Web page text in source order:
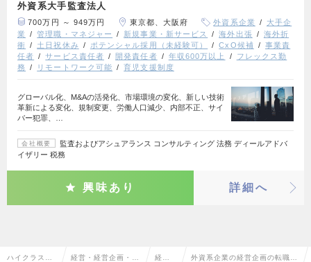
外資系大手監査法人
700万円 ～ 949万円 東京都、大阪府 外資系企業
大手企
業
管理職・マネジャー 新規事業・新サービス 海外出張
海外折
衝
土日祝休み ポテンシャル採用（未経験可） CxO候補
事業責
任者
サービス責任者 開発責任者 年収600万以上
フレックス勤
務
リモートワーク可能 育児支援制度
グローバル化、M&Aの活発化、市場環境の変化、新しい技術
革新による変化、規制変更、労働人口減少、内部不正、サイ
バー犯罪、…
会社概要
監査およびアシュアランス コンサルティング 法務 ディールアドバ
イザリー 税務
興味あり 詳細へ
ハイクラス求 経営・経営企画・事 経営 外資系企業の経営企画の転職・